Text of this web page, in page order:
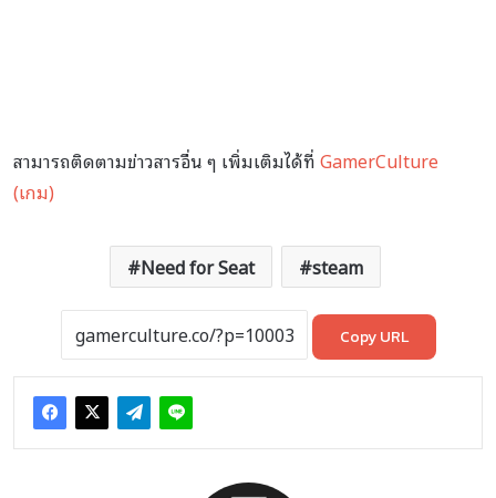
สามารถติดตามข่าวสารอื่น ๆ เพิ่มเติมได้ที่GamerCulture
(เกม)
Need for Seat steam
Copy URL